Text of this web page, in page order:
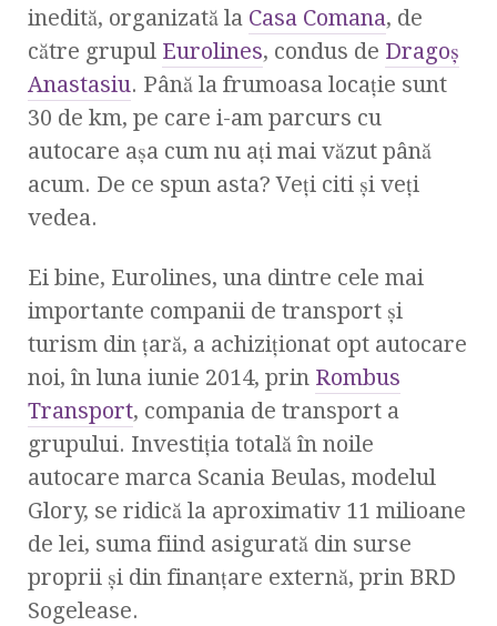
inedită, organizată la Casa Comana, de
către grupul Eurolines, condus de Dragoş
Anastasiu. Până la frumoasa locaţie sunt
30 de km, pe care i-am parcurs cu
autocare aşa cum nu aţi mai văzut până
acum. De ce spun asta? Veţi citi şi veţi
vedea.
Ei bine, Eurolines, una dintre cele mai
importante companii de transport și
turism din țară, a achiziționat opt autocare
noi, în luna iunie 2014, prin Rombus
Transport, compania de transport a
grupului. Investiția totală în noile
autocare marca Scania Beulas, modelul
Glory, se ridică la aproximativ 11 milioane
de lei, suma fiind asigurată din surse
proprii și din finanțare externă, prin BRD
Sogelease.